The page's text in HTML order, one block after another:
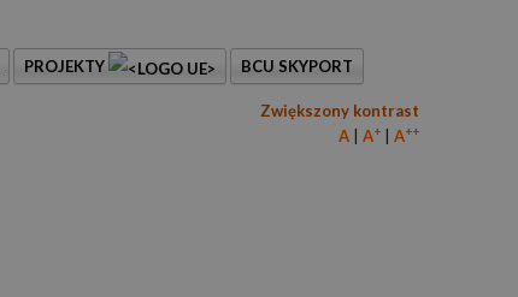
PROJEKTY
BCU SKYPORT
Zwiększony kontrast
A
A+ A++